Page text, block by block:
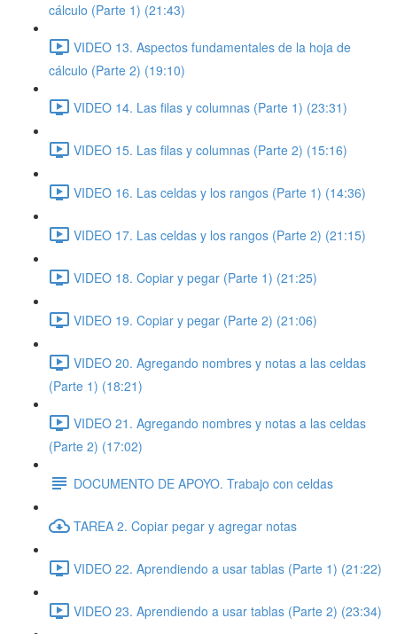
cálculo (Parte 1) (21:43)
VIDEO 13. Aspectos fundamentales de la hoja de
cálculo (Parte 2) (19:10)
VIDEO 14. Las filas y columnas (Parte 1) (23:31)
VIDEO 15. Las filas y columnas (Parte 2) (15:16)
VIDEO 16. Las celdas y los rangos (Parte 1) (14:36)
VIDEO 17. Las celdas y los rangos (Parte 2) (21:15)
VIDEO 18. Copiar y pegar (Parte 1) (21:25)
VIDEO 19. Copiar y pegar (Parte 2) (21:06)
VIDEO 20. Agregando nombres y notas a las celdas
(Parte 1) (18:21)
VIDEO 21. Agregando nombres y notas a las celdas
(Parte 2) (17:02)
DOCUMENTO DE APOYO. Trabajo con celdas
TAREA 2. Copiar pegar y agregar notas
VIDEO 22. Aprendiendo a usar tablas (Parte 1) (21:22)
VIDEO 23. Aprendiendo a usar tablas (Parte 2) (23:34)